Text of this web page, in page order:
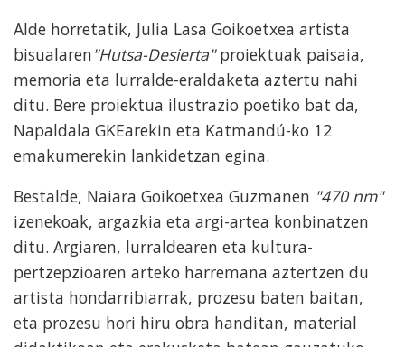
Alde horretatik, Julia Lasa Goikoetxea artista
bisualaren"Hutsa-Desierta"proiektuak paisaia,
memoria eta lurralde-eraldaketa aztertu nahi
ditu. Bere proiektua ilustrazio poetiko bat da,
Napaldala GKEarekin eta Katmandú-ko 12
emakumerekin lankidetzan egina.
Bestalde, Naiara Goikoetxea Guzmanen "470 nm"
izenekoak, argazkia eta argi-artea konbinatzen
ditu. Argiaren, lurraldearen eta kultura-
pertzepzioaren arteko harremana aztertzen du
artista hondarribiarrak, prozesu baten baitan,
eta prozesu hori hiru obra handitan, material